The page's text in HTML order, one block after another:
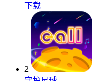
下载
2